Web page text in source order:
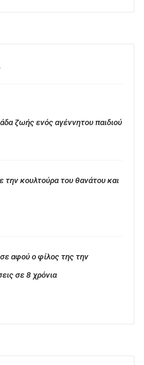
ζωής ενός αγέννητου παιδιού
την κουλτούρα του θανάτου και
αφού ο φίλος της την
σε 8 χρόνια